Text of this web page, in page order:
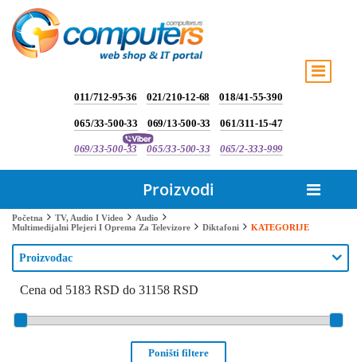
011/712-95-36 021/210-12-68 018/41-55-390
065/33-500-33 069/13-500-33 061/311-15-47
069/33-500-33 065/33-500-33 065/2-333-999
Proizvodi
Početna TV, Audio I Video
Audio
Multimedijalni Plejeri I Oprema Za Televizore
Diktafoni KATEGORIJE
Proizvođac
Cena od 5183 RSD do 31158 RSD
Poništi filtere